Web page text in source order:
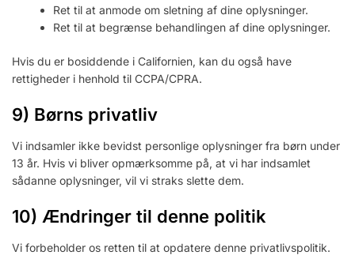
Ret til at anmode om sletning af dine oplysninger.
Ret til at begrænse behandlingen af dine oplysninger.
Hvis du er bosiddende i Californien, kan du også have
rettigheder i henhold til CCPA/CPRA.
9) Børns privatliv
Vi indsamler ikke bevidst personlige oplysninger fra børn under
13 år. Hvis vi bliver opmærksomme på, at vi har indsamlet
sådanne oplysninger, vil vi straks slette dem.
10) Ændringer til denne politik
Vi forbeholder os retten til at opdatere denne privatlivspolitik.